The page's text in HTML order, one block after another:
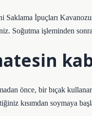
Saklama İpuçları
Soğutma işleminden
önce, bir bıçak
kısımdan soymaya